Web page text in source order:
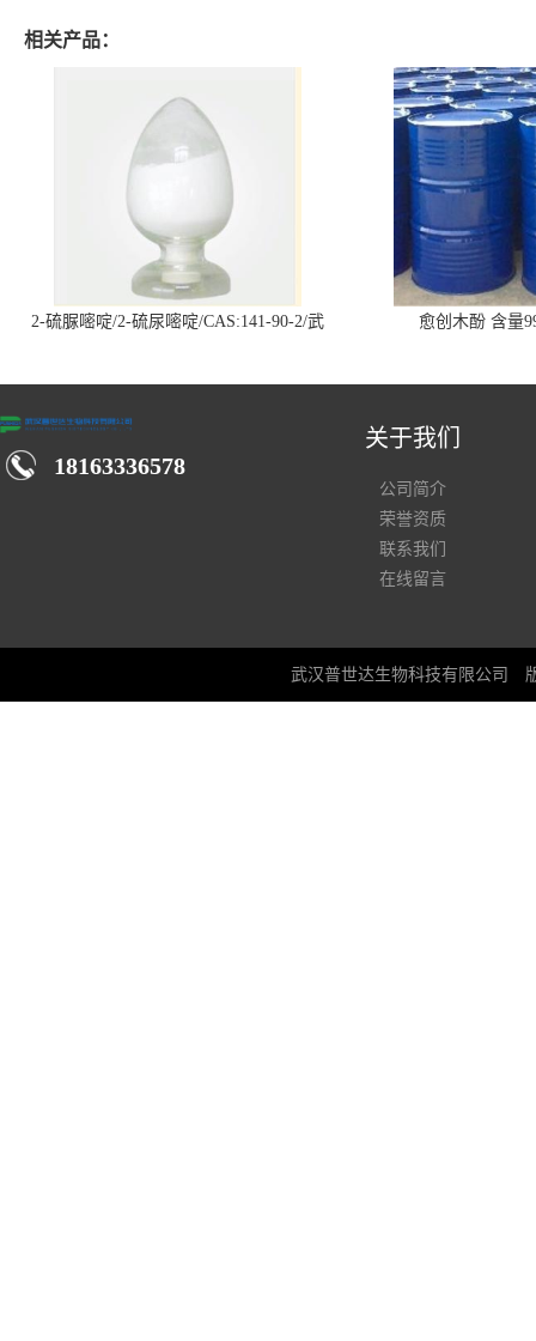
相关产品：
2-硫脲嘧啶/2-硫尿嘧啶/CAS:141-90-2/武
愈创木酚 含量
18163336578
关于我们
公司简介
荣誉资质
联系我们
在线留言
武汉普世达生物科技有限公司